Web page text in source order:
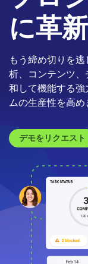
に革
もう締め切りを
析、コンテンツ
和して機能する
ムの生産性を高め
デモをリクエスト